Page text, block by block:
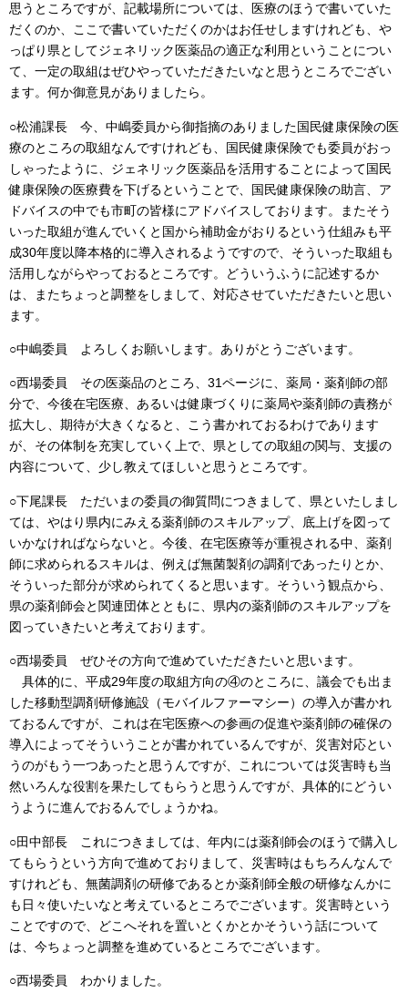
思うところですが、記載場所については、医療のほうで書いていた
だくのか、ここで書いていただくのかはお任せしますけれども、や
っぱり県としてジェネリック医薬品の適正な利用ということについ
て、一定の取組はぜひやっていただきたいなと思うところでござい
ます。何か御意見がありましたら。
○松浦課長 今、中嶋委員から御指摘のありました国民健康保険の医
療のところの取組なんですけれども、国民健康保険でも委員がおっ
しゃったように、ジェネリック医薬品を活用することによって国民
健康保険の医療費を下げるということで、国民健康保険の助言、ア
ドバイスの中でも市町の皆様にアドバイスしております。またそう
いった取組が進んでいくと国から補助金がおりるという仕組みも平
成30年度以降本格的に導入されるようですので、そういった取組も
活用しながらやっておるところです。どういうふうに記述するか
は、またちょっと調整をしまして、対応させていただきたいと思い
ます。
○中嶋委員 よろしくお願いします。ありがとうございます。
○西場委員 その医薬品のところ、31ページに、薬局・薬剤師の部
分で、今後在宅医療、あるいは健康づくりに薬局や薬剤師の責務が
拡大し、期待が大きくなると、こう書かれておるわけであります
が、その体制を充実していく上で、県としての取組の関与、支援の
内容について、少し教えてほしいと思うところです。
○下尾課長 ただいまの委員の御質問につきまして、県といたしまし
ては、やはり県内にみえる薬剤師のスキルアップ、底上げを図って
いかなければならないと。今後、在宅医療等が重視される中、薬剤
師に求められるスキルは、例えば無菌製剤の調剤であったりとか、
そういった部分が求められてくると思います。そういう観点から、
県の薬剤師会と関連団体とともに、県内の薬剤師のスキルアップを
図っていきたいと考えております。
○西場委員 ぜひその方向で進めていただきたいと思います。
具体的に、平成29年度の取組方向の④のところに、議会でも出ま
した移動型調剤研修施設（モバイルファーマシー）の導入が書かれ
ておるんですが、これは在宅医療への参画の促進や薬剤師の確保の
導入によってそういうことが書かれているんですが、災害対応とい
うのがもう一つあったと思うんですが、これについては災害時も当
然いろんな役割を果たしてもらうと思うんですが、具体的にどうい
うように進んでおるんでしょうかね。
○田中部長 これにつきましては、年内には薬剤師会のほうで購入し
てもらうという方向で進めておりまして、災害時はもちろんなんで
すけれども、無菌調剤の研修であるとか薬剤師全般の研修なんかに
も日々使いたいなと考えているところでございます。災害時という
ことですので、どこへそれを置いとくかとかそういう話について
は、今ちょっと調整を進めているところでございます。
○西場委員 わかりました。